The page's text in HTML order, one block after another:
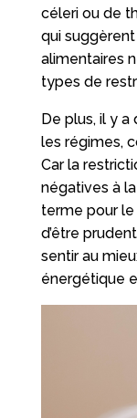
céleri ou de
qui
alimentaires
types de
De plus, il y
les régimes,
Car la
négatives à
terme pour le
d’être
sentir au
énergétique